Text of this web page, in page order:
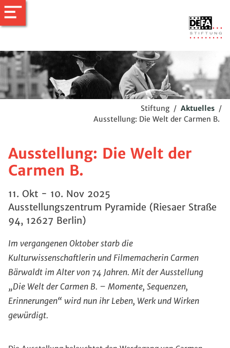
Stiftung / Aktuelles /
Ausstellung: Die Welt der Carmen B.
Ausstellung: Die Welt der
Carmen B.
11. Okt - 10. Nov 2025
Ausstellungszentrum Pyramide (Riesaer Straße
94, 12627 Berlin)
Im vergangenen Oktober starb die
Kulturwissenschaftlerin und Filmemacherin Carmen
Bärwaldt im Alter von 74 Jahren. Mit der Ausstellung
„Die Welt der Carmen B. – Momente, Sequenzen,
Erinnerungen“ wird nun ihr Leben, Werk und Wirken
gewürdigt.